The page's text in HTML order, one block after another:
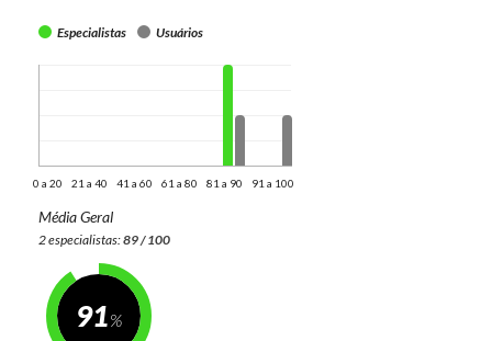
Especialistas Usuários
0 a 20 21 a 40 41 a 60 61 a 80 81 a 90 91 a 100
Média Geral
2 especialistas:89 / 100
91